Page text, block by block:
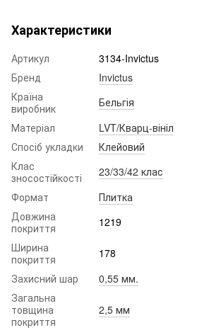
Характеристики
Артикул
3134-Invictus
Бренд
Invictus
Країна
виробник
Бельгія
Матеріал
LVT/Кварц-вініл
Спосіб укладки
Клейовий
Клас
зносостійкості
23/33/42 клас
Формат
Плитка
Довжина
покриття
1219
Ширина
покриття
178
Захисний шар
0,55 мм.
Загальна
товщина
покриття
2,5 мм